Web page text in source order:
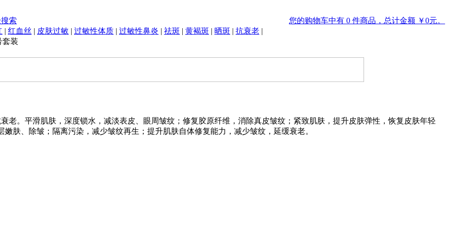
索
您的购物车中有 0 件商品，总计金额 ￥0元。
| 红血丝 | 皮肤过敏 | 过敏性体质 | 过敏性鼻炎 | 祛斑 | 黄褐斑 | 晒斑 | 抗衰老 |
套装
老。平滑肌肤，深度锁水，减淡表皮、眼周皱纹；修复胶原纤维，消除真皮皱纹；紧致肌肤，提升皮肤弹性，恢复皮肤年轻
肤、除皱；隔离污染，减少皱纹再生；提升肌肤自体修复能力，减少皱纹，延缓衰老。